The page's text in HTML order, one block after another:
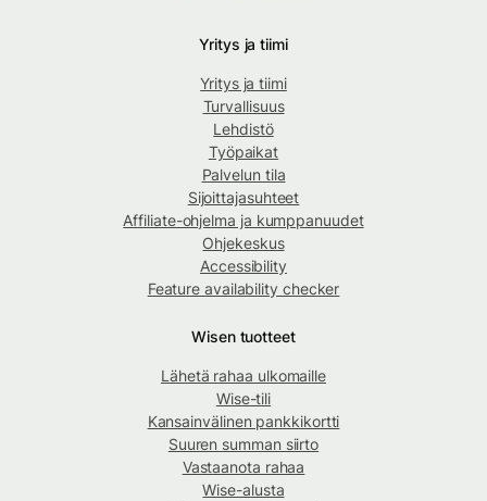
Yritys ja tiimi
Yritys ja tiimi
Turvallisuus
Lehdistö
Työpaikat
Palvelun tila
Sijoittajasuhteet
Affiliate-ohjelma ja kumppanuudet
Ohjekeskus
Accessibility
Feature availability checker
Wisen tuotteet
Lähetä rahaa ulkomaille
Wise-tili
Kansainvälinen pankkikortti
Suuren summan siirto
Vastaanota rahaa
Wise-alusta